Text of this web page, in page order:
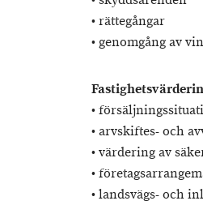
• rättegångar
• genomgång av
•
• arvskiftes- och
• värdering av
•
• landsvägs- och